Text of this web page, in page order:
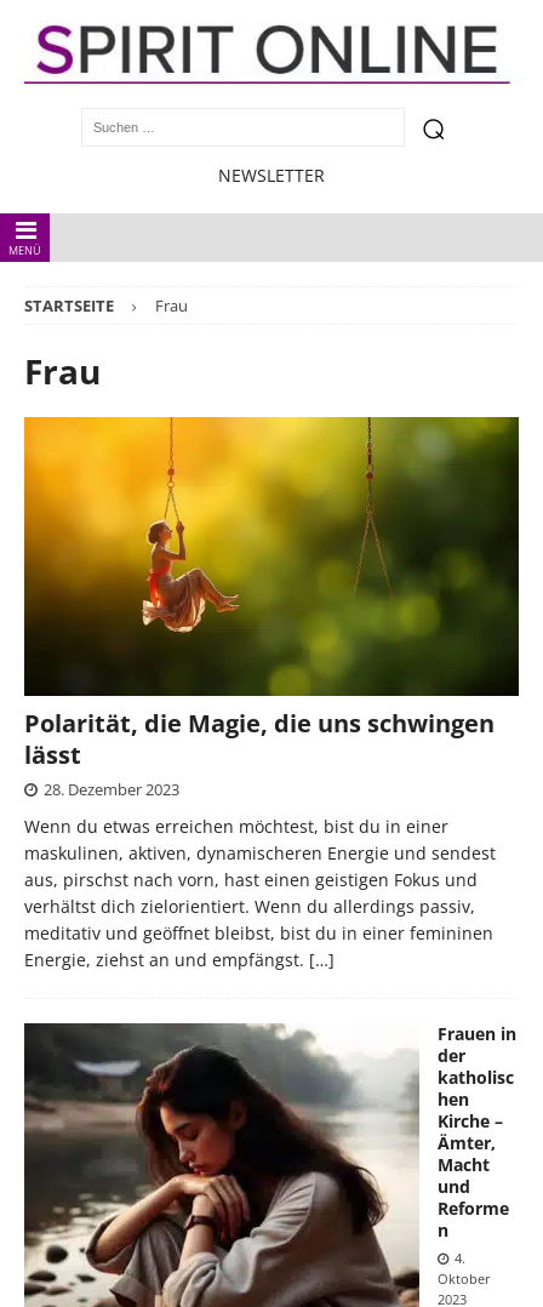
NEWSLETTER
MENÜ
STARTSEITE Frau
Frau
Polarität, die Magie, die uns schwingen
lässt
28. Dezember 2023
Wenn du etwas erreichen möchtest, bist du in einer
maskulinen, aktiven, dynamischeren Energie und sendest
aus, pirschst nach vorn, hast einen geistigen Fokus und
verhältst dich zielorientiert. Wenn du allerdings passiv,
meditativ und geöffnet bleibst, bist du in einer femininen
Energie, ziehst an und empfängst. […]
Frauen in
der
katholisc
hen
Kirche –
Ämter,
Macht
und
Reforme
n
4.
Oktober
2023